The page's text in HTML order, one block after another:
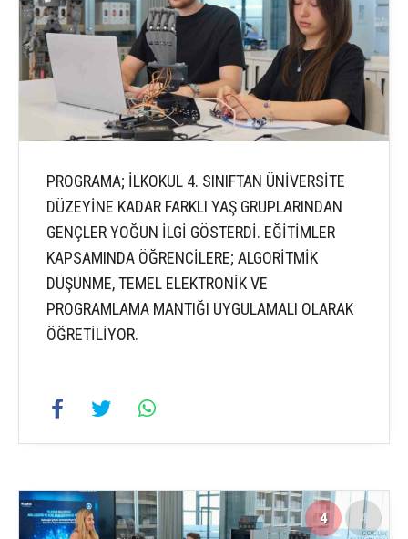
PROGRAMA; İLKOKUL 4. SINIFTAN ÜNİVERSİTE
DÜZEYİNE KADAR FARKLI YAŞ GRUPLARINDAN
GENÇLER YOĞUN İLGİ GÖSTERDİ. EĞİTİMLER
KAPSAMINDA ÖĞRENCİLERE; ALGORİTMİK
DÜŞÜNME, TEMEL ELEKTRONİK VE
PROGRAMLAMA MANTIĞI UYGULAMALI OLARAK
ÖĞRETİLİYOR.
4 4